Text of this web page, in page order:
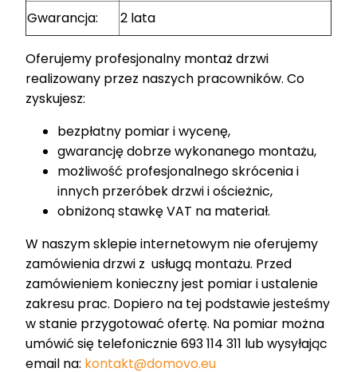
Gwarancja:
2 lata
Oferujemy profesjonalny montaż drzwi
realizowany przez naszych pracowników. Co
zyskujesz:
bezpłatny pomiar i wycenę,
gwarancję dobrze wykonanego montażu,
możliwość profesjonalnego skrócenia i
innych przeróbek drzwi i ościeżnic,
obniżoną stawkę VAT na materiał.
W naszym sklepie internetowym nie oferujemy
zamówienia drzwi z usługą montażu. Przed
zamówieniem konieczny jest pomiar i ustalenie
zakresu prac. Dopiero na tej podstawie jesteśmy
w stanie przygotować ofertę. Na pomiar można
umówić się telefonicznie 693 114 311 lub wysyłając
email na: kontakt@domovo.eu